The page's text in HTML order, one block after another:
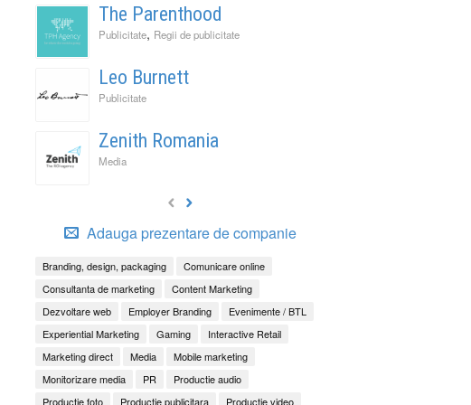
The Parenthood
Publicitate, Regii de publicitate
Leo Burnett
Publicitate
Zenith Romania
Media
Adauga prezentare de companie
Branding, design, packaging
Comunicare online
Consultanta de marketing
Content Marketing
Dezvoltare web
Employer Branding
Evenimente / BTL
Experiential Marketing
Gaming
Interactive Retail
Marketing direct
Media
Mobile marketing
Monitorizare media
PR
Productie audio
Productie foto
Productie publicitara Productie video